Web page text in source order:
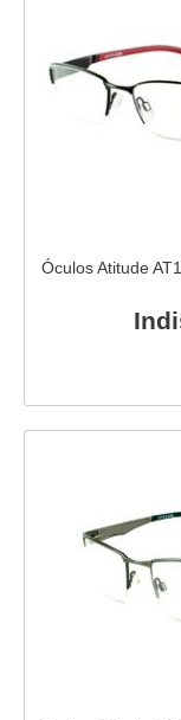
Óculos Atitude